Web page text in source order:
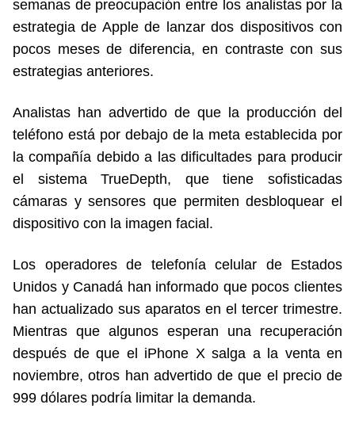
semanas de preocupación entre los analistas por la
estrategia de Apple de lanzar dos dispositivos con
pocos meses de diferencia, en contraste con sus
estrategias anteriores.
Analistas han advertido de que la producción del
teléfono está por debajo de la meta establecida por
la compañía debido a las dificultades para producir
el sistema TrueDepth, que tiene sofisticadas
cámaras y sensores que permiten desbloquear el
dispositivo con la imagen facial.
Los operadores de telefonía celular de Estados
Unidos y Canadá han informado que pocos clientes
han actualizado sus aparatos en el tercer trimestre.
Mientras que algunos esperan una recuperación
después de que el iPhone X salga a la venta en
noviembre, otros han advertido de que el precio de
999 dólares podría limitar la demanda.